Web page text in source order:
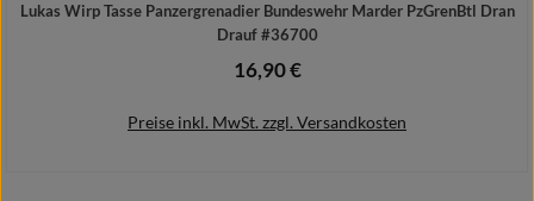
Lukas Wirp Tasse Panzergrenadier Bundeswehr Marder PzGrenBtl Dran
Drauf #36700
Regulärer Preis:
16,90 €
Preise inkl. MwSt. zzgl. Versandkosten